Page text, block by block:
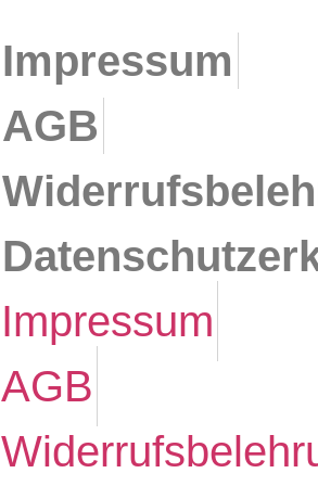
Impressum
AGB
Impressum
AGB